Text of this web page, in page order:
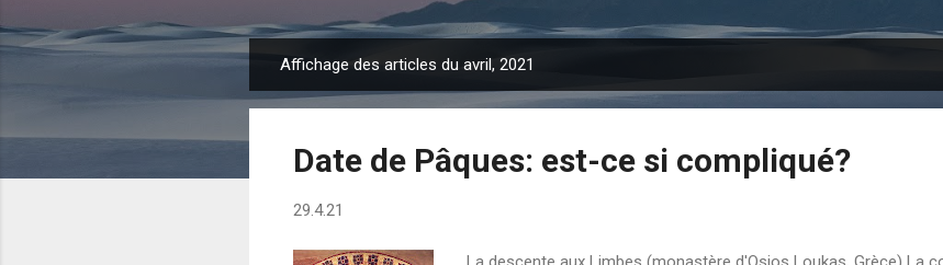
r
Affichage des articles du avril, 2021
Date de Pâques: est-ce si compliqué?
29.4.21